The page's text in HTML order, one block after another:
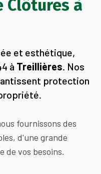
à
et esthétique,
à Treillières. Nos
protection
fournissons des
d'une grande
de vos besoins.